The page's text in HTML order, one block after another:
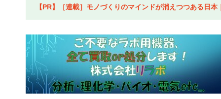
【PR】［連載］モノづくりのマインドが消えつつある日